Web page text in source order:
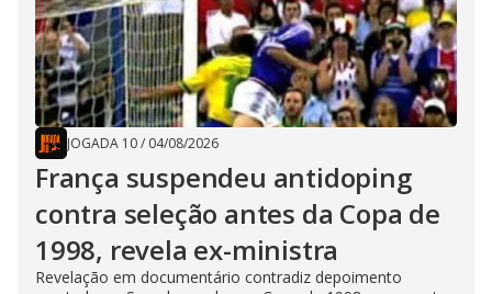
JOGADA 10/ 04/08/2026
França suspendeu antidoping
contra seleção antes da Copa de
1998, revela ex-ministra
Revelação em documentário contradiz depoimento